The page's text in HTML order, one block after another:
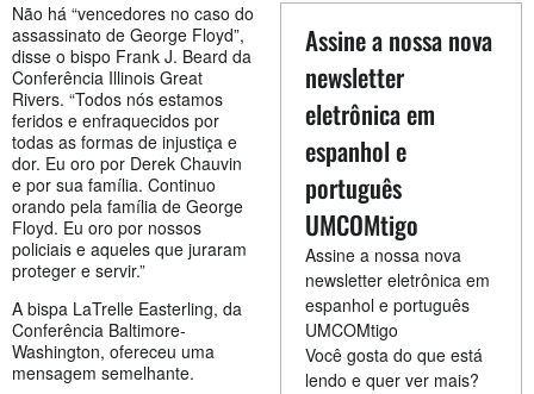
Assine a nossa nova
newsletter
eletrônica em
espanhol e
português
UMCOMtigo
Assine a nossa nova
newsletter eletrônica em
espanhol e português
UMCOMtigo
Você gosta do que está
lendo e quer ver mais?
Não há “vencedores no caso do
assassinato de George Floyd”,
disse o bispo Frank J. Beard da
Conferência Illinois Great
Rivers. “Todos nós estamos
feridos e enfraquecidos por
todas as formas de injustiça e
dor. Eu oro por Derek Chauvin
e por sua família. Continuo
orando pela família de George
Floyd. Eu oro por nossos
policiais e aqueles que juraram
proteger e servir.”
A bispa LaTrelle Easterling, da
Conferência Baltimore-
Washington, ofereceu uma
mensagem semelhante.